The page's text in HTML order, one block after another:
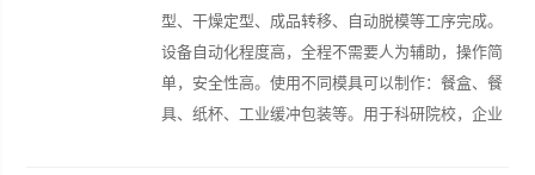
型、干燥定型、成品转移、自动脱模等工序完成。
设备自动化程度高，全程不需要人为辅助，操作简
单，安全性高。使用不同模具可以制作：餐盒、餐
具、纸杯、工业缓冲包装等。用于科研院校，企业